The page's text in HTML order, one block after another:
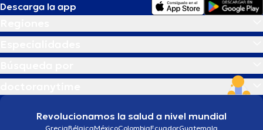
Descarga la app
Revolucionamos la salud a nivel mundial
GreciaBélgicaMéxicoColombiaEcuadorGuatemala